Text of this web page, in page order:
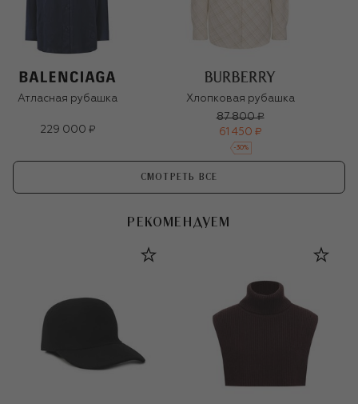
Атласная рубашка
229 000 ₽
Хлопковая рубашка
87 800 ₽
61 450 ₽
-30%
СМОТРЕТЬ ВСЕ
РЕКОМЕНДУЕМ